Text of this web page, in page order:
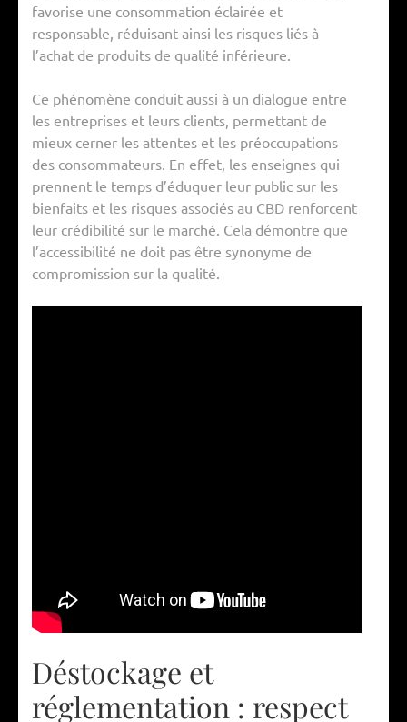
favorise une consommation éclairée et
responsable, réduisant ainsi les risques liés à
l’achat de produits de qualité inférieure.
Ce phénomène conduit aussi à un dialogue entre
les entreprises et leurs clients, permettant de
mieux cerner les attentes et les préoccupations
des consommateurs. En effet, les enseignes qui
prennent le temps d’éduquer leur public sur les
bienfaits et les risques associés au CBD renforcent
leur crédibilité sur le marché. Cela démontre que
l’accessibilité ne doit pas être synonyme de
compromission sur la qualité.
Déstockage et
réglementation : respect